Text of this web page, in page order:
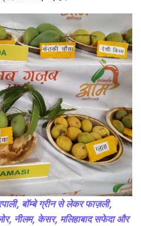
बॉम्बे ग्रीन से लेकर फाज़ली,
नीलम, केसर, मलिहाबाद सफेदा और